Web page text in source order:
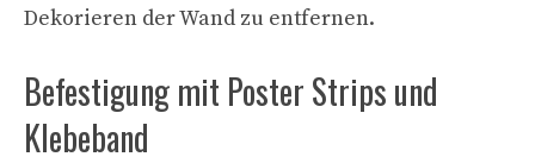
Dekorieren der Wand zu entfernen.
Befestigung mit Poster Strips und
Klebeband